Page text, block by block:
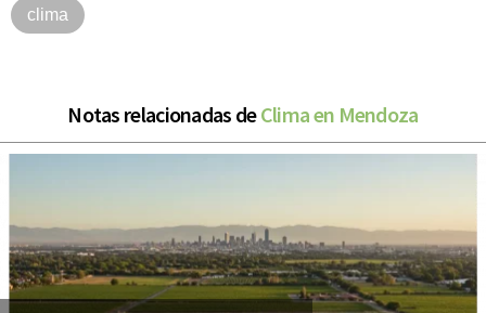
clima
Notas relacionadas deClima en Mendoza